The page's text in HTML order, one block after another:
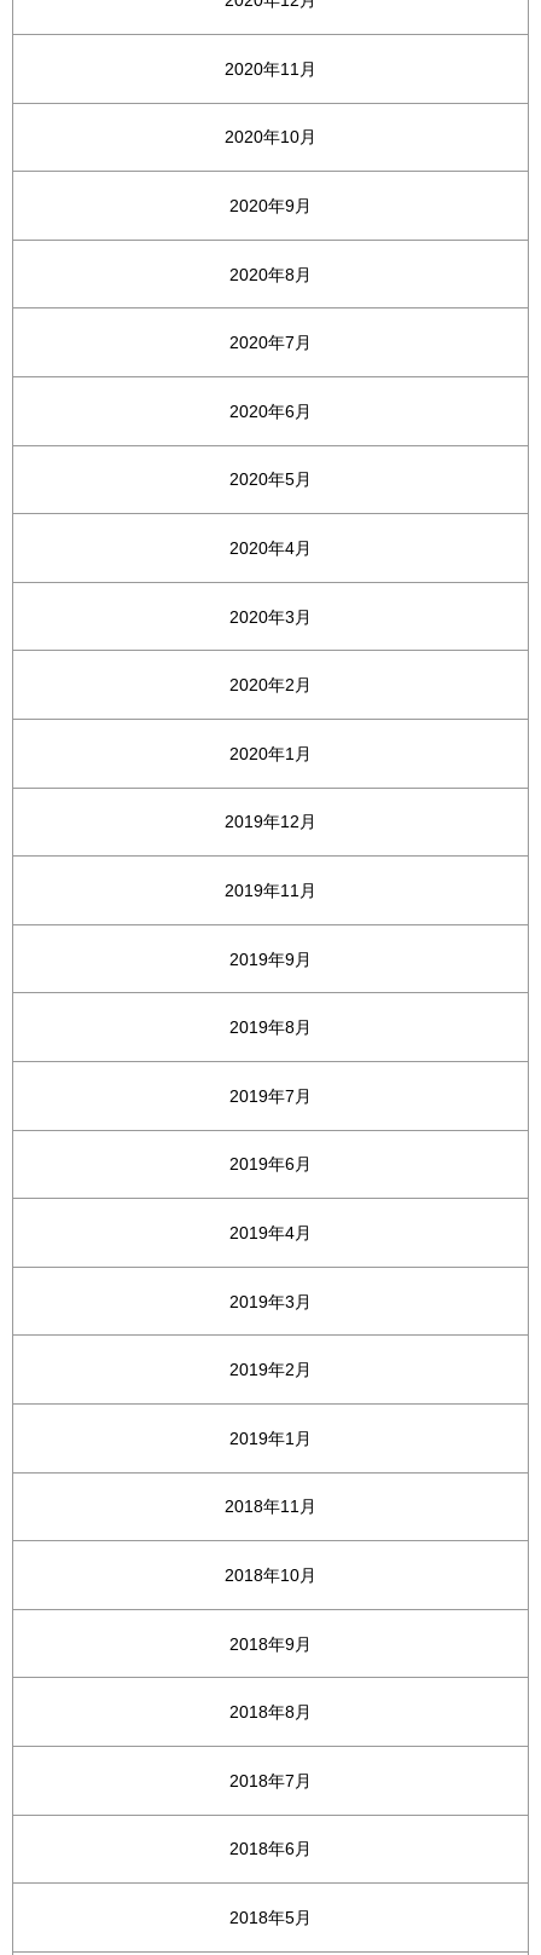
2020年11月
2020年10月
2020年9月
2020年8月
2020年7月
2020年6月
2020年5月
2020年4月
2020年3月
2020年2月
2020年1月
2019年12月
2019年11月
2019年9月
2019年8月
2019年7月
2019年6月
2019年4月
2019年3月
2019年2月
2019年1月
2018年11月
2018年10月
2018年9月
2018年8月
2018年7月
2018年6月
2018年5月